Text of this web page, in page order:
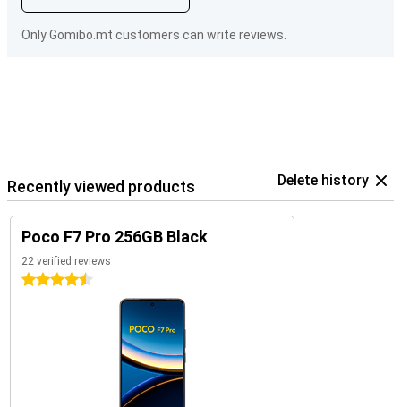
Only Gomibo.mt customers can write reviews.
Recently viewed products Delete history
Poco F7 Pro 256GB Black
22 verified reviews
4.5 stars